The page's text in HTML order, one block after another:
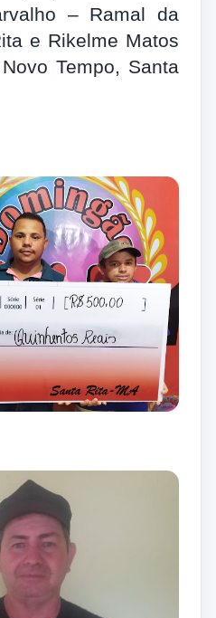
– Ramal da
e Rikelme Matos
Tempo, Santa